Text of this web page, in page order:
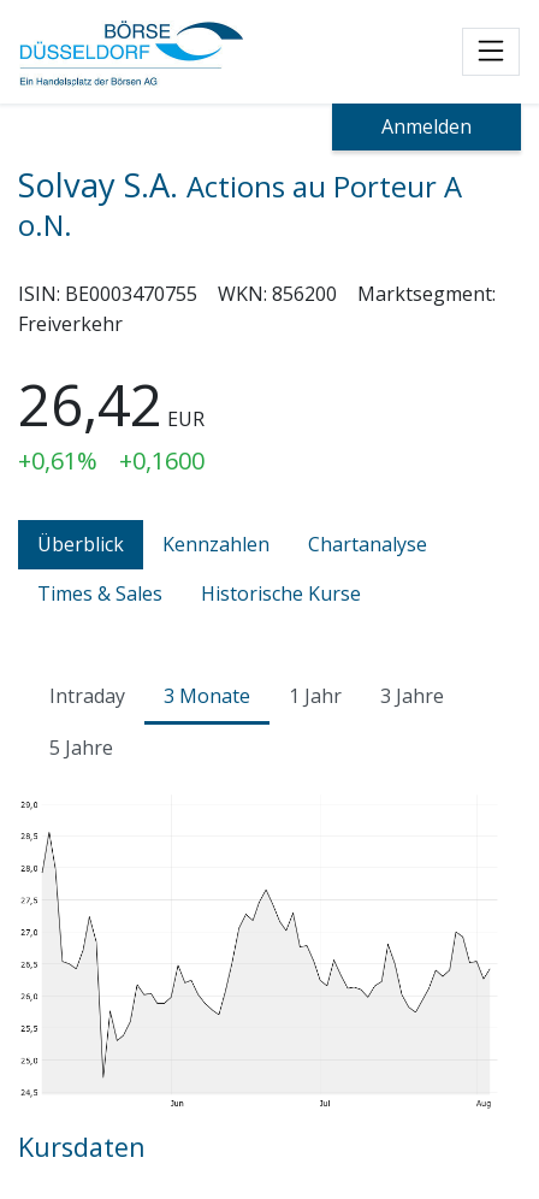
Anmelden
Solvay S.A. Actions au Porteur A
o.N.
ISIN: BE0003470755 WKN: 856200
Marktsegment:
Freiverkehr
26,42 EUR
+0,61% +0,1600
Überblick Kennzahlen
Chartanalyse
Times & Sales
Historische Kurse
Intraday 3 Monate 1 Jahr
3 Jahre
5 Jahre
Kursdaten